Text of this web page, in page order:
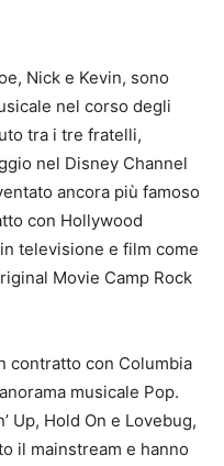
Nick e Kevin, sono
nel corso degli
tra i tre fratelli,
nel Disney Channel
ancora più famoso
con Hollywood
televisione e film come
Movie Camp Rock
contratto con Columbia
musicale Pop.
Up, Hold On e Lovebug,
il mainstream e hanno